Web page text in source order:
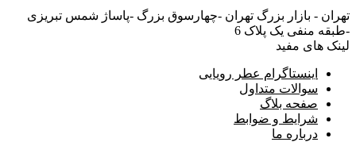
تهران - بازار بزرگ تهران -چهارسوق بزرگ -پاساژ شمس تبریزی
-طبقه منفی یک پلاک 6
لینک های مفید
اینستاگرام عطر رویایی
سوالات متداول
صفحه بلاگ
شرایط و ضوابط
درباره ما